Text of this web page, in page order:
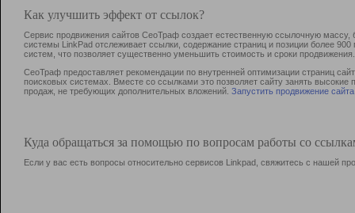
Как улучшить эффект от ссылок?
Сервис продвижения сайтов СеоТраф создает естественную ссылочную
системы LinkPad отслеживает ссылки, содержание страниц и позиции более
систем, что позволяет существенно уменьшить стоимость и сроки продвижения.
СеоТраф предоставляет рекомендации по внутренней оптимизации страниц
поисковых системах. Вместе со ссылками это позволяет сайту занять
продаж, не требующих дополнительных вложений. Запустить продвижение сайта
Куда обращаться за помощью по вопросам работы со
Если у вас есть вопросы относительно сервисов Linkpad, свяжитесь с нашей